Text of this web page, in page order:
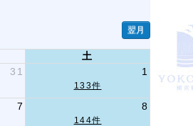
翌月
土
31 1
133件
7 8
144件